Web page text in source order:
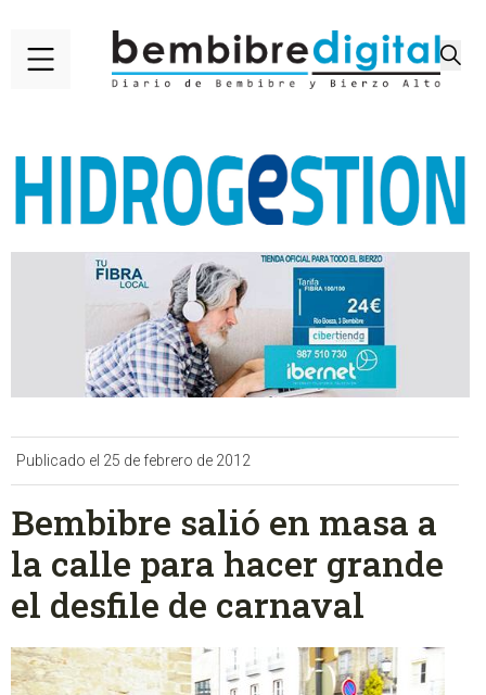
Publicado el 25 de febrero de 2012
Bembibre salió en masa a
la calle para hacer grande
el desfile de carnaval